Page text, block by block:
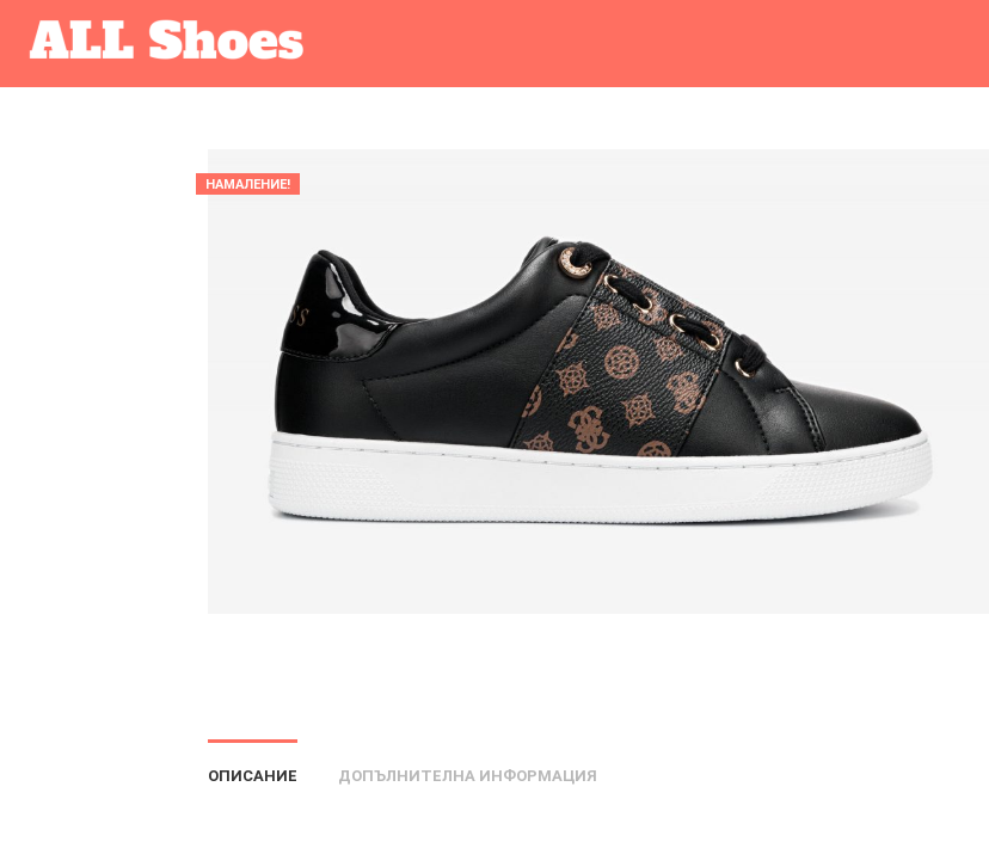
НАМАЛЕНИЕ!
ОПИСАНИЕ ДОПЪЛНИТЕЛНА ИНФОРМАЦИЯ